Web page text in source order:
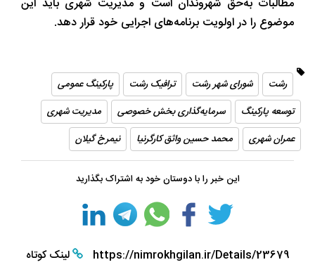
موضوع را در اولویت برنامه‌های اجرایی خود قرار دهد.
رشت شورای شهر رشت ترافیک رشت
پارکینگ عمومی
توسعه پارکینگ
سرمایه‌گذاری بخش خصوصی
مدیریت شهری
عمران شهری
محمد حسین واثق کارگرنیا نیمرخ گیلان
این خبر را با دوستان خود به اشتراک بگذارید
https://nimrokhgilan.ir/Details/23679 لینک کوتاه